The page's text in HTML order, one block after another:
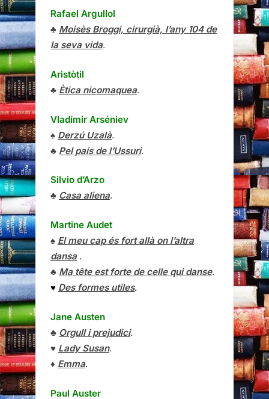
Rafael Argullol
♣ Moisès Broggi, cirurgià, l’any 104 de
la seva vida.
Aristòtil
♣ Ètica nicomaquea.
Vladímir Arséniev
♠ Derzú Uzalà.
♣ Pel país de l’Ussuri.
Silvio d’Arzo
♣ Casa aliena.
Martine Audet
♠ El meu cap és fort allà on l’altra
dansa.
♣ Ma tête est forte de celle qui danse.
♥ Des formes utiles.
Jane Austen
♣ Orgull i prejudici.
♥ Lady Susan.
♦ Emma.
Paul Auster